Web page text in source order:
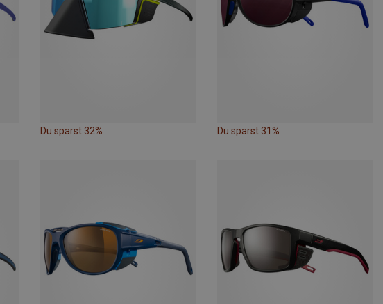
Du sparst 32% Du sparst 31%